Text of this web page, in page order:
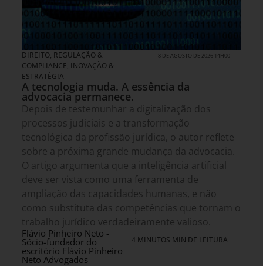
DIREITO, REGULAÇÃO &
COMPLIANCE, INOVAÇÃO &
ESTRATÉGIA
8 DE AGOSTO DE 2026 14H00
A tecnologia muda. A essência da
advocacia permanece.
Depois de testemunhar a digitalização dos
processos judiciais e a transformação
tecnológica da profissão jurídica, o autor reflete
sobre a próxima grande mudança da advocacia.
O artigo argumenta que a inteligência artificial
deve ser vista como uma ferramenta de
ampliação das capacidades humanas, e não
como substituta das competências que tornam o
trabalho jurídico verdadeiramente valioso.
Flávio Pinheiro Neto -
Sócio-fundador do
escritório Flávio Pinheiro
Neto Advogados
4 MINUTOS MIN DE LEITURA